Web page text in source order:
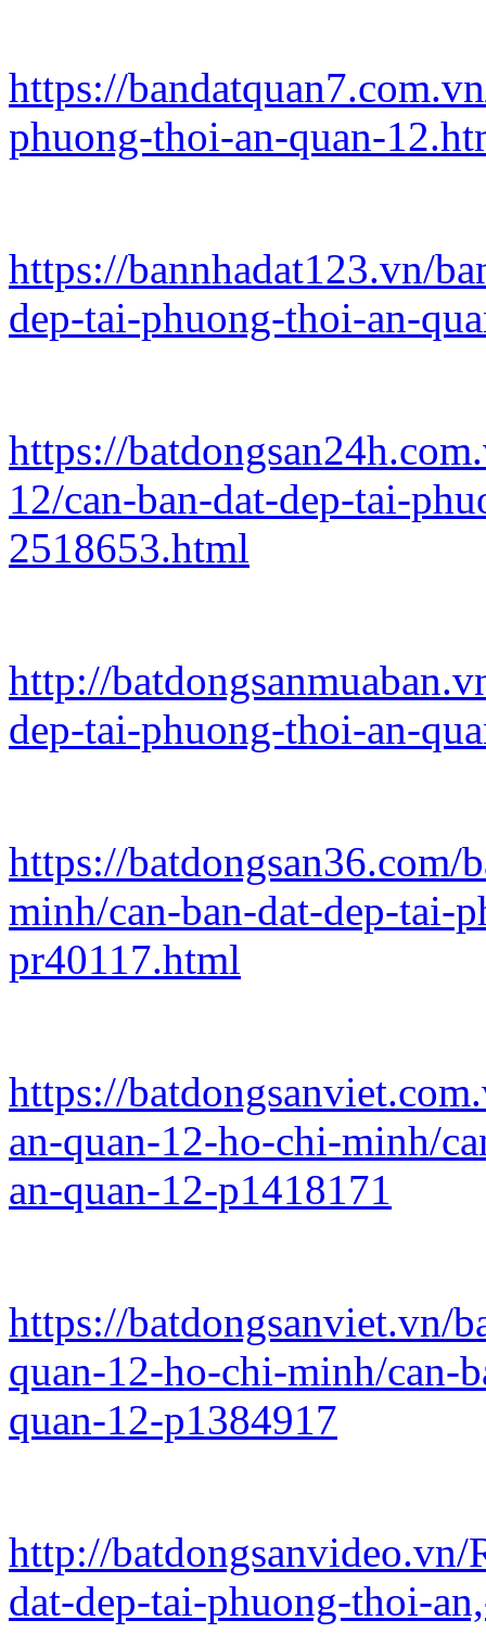
https://
phuong-thoi-an-quan-
https://bannhadat123.vn/
dep-tai-phuong-thoi-an-
https://
12/can-ban-dat-dep-tai-
2518653.html
http://
dep-tai-phuong-thoi-an-
https://batdongsan36.com/
minh/can-ban-dat-dep-tai-
pr40117.html
https://
an-quan-12-ho-chi-minh/
an-quan-12-p1418171
https://batdongsanviet.vn/
quan-12-ho-chi-minh/can-
quan-12-p1384917
http://
dat-dep-tai-phuong-thoi-